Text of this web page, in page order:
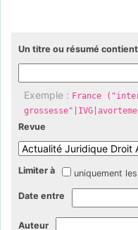
Un titre ou résumé contient
Exemple : France
Revue
Limiter à
uniquement
Date entre
Auteur